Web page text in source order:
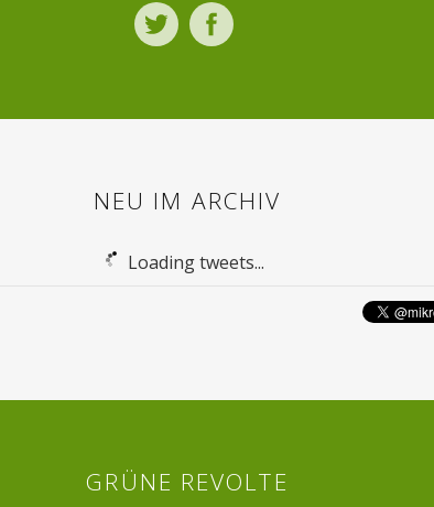
Twitter
NEU IM ARCHIV
Loading tweets...
GRÜNE REVOLTE